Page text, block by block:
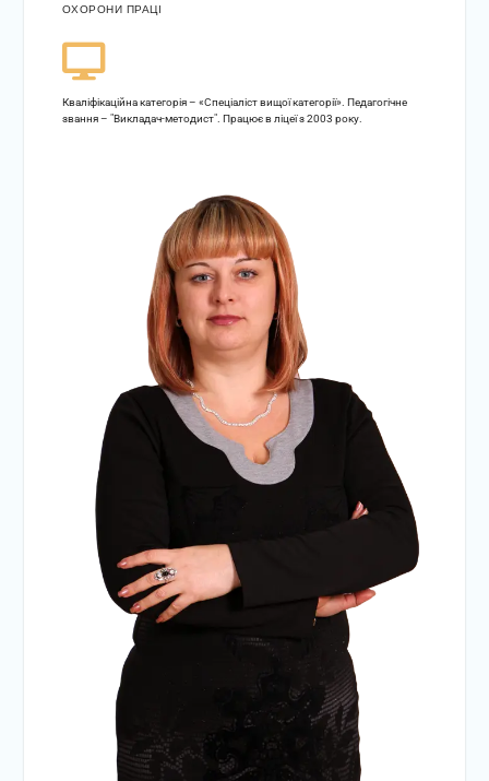
ОХОРОНИ ПРАЦІ
Кваліфікаційна категорія – «Спеціаліст вищої категорії». Педагогічне
звання – "Викладач-методист". Працює в ліцеї з 2003 року.